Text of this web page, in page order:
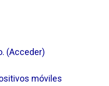
(Acceder)
móviles